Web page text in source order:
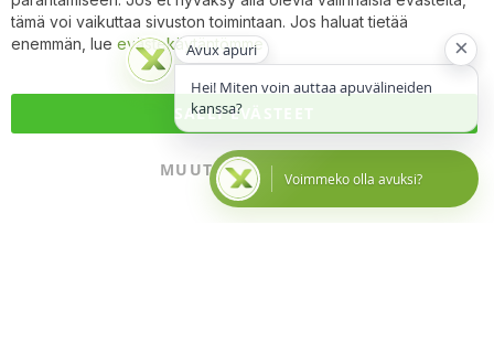
Avux apuri
Hei! Miten voin auttaa apuvälineiden
kanssa?
×
Voimmeko olla avuksi?
tämä voi vaikuttaa sivuston toimintaan. Jos haluat tietää
enemmän, lue evästekäytäntömme
SALLI EVÄSTEET
MUUTA ASETUKSIA